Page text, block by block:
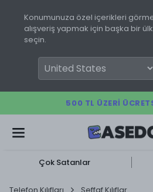
Konumunuza özel içerikleri
alışveriş yapmak için başka bir
seçin.
500 TL ÜZERI
Çok Satanlar